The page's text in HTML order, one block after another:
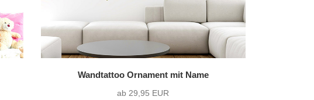
Wandtattoo Ornament mit Name
ab 29,95 EUR